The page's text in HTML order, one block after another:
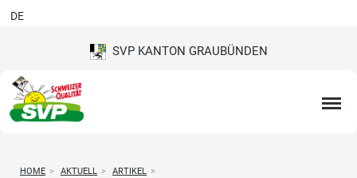
SVP KANTON GRAUBÜNDEN
DE
HOME > AKTUELL > ARTIKEL >